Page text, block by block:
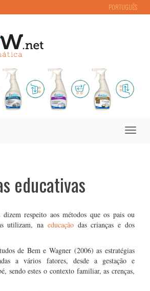
PORTUGUÊS
Toggle
educativas
dizem respeito aos métodos que os pais ou
utilizam, na educaçãodas crianças e dos
de Bem e Wagner (2006) as estratégias
a vários fatores, desde a gestação e
sendo estes o contexto familiar, as crenças,